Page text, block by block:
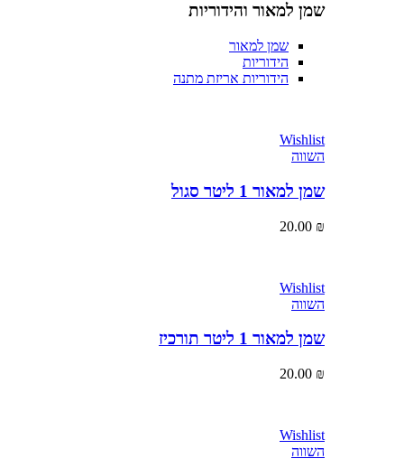
שמן למאור והידוריות
שמן למאור
הידוריות
הידוריות אריזת מתנה
Wishlist
שמן למאור 1 ליטר סגול
20.00
Wishlist
שמן למאור 1 ליטר תורכיז
20.00
Wishlist